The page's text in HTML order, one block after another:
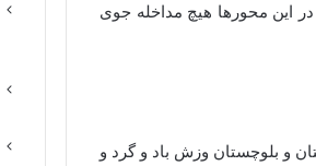
این محورها هیچ مداخله جوی
و بلوچستان وزش باد و گرد و